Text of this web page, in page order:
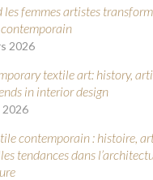
les femmes artistes
2026
textile art: history,
in interior design
2026
contemporain : histoire,
tendances dans